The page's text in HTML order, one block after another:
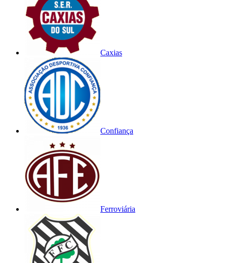
Caxias
Confiança
Ferroviária